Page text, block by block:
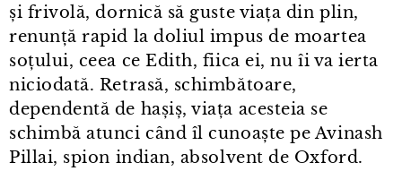
și frivolă, dornică să guste viața din plin,
renunță rapid la doliul impus de moartea
soțului, ceea ce Edith, fiica ei, nu îi va ierta
niciodată. Retrasă, schimbătoare,
dependentă de hașiș, viața acesteia se
schimbă atunci când îl cunoaște pe Avinash
Pillai, spion indian, absolvent de Oxford.